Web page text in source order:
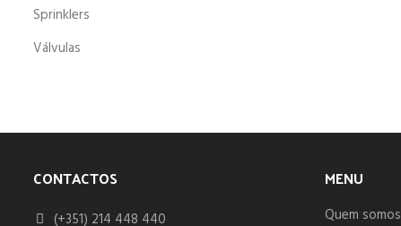
Sprinklers
Válvulas
CONTACTOS
(+351) 214 448 440
MENU
Quem somos